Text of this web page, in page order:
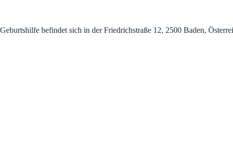
befindet sich in der Friedrichstraße 12, 2500 Baden,